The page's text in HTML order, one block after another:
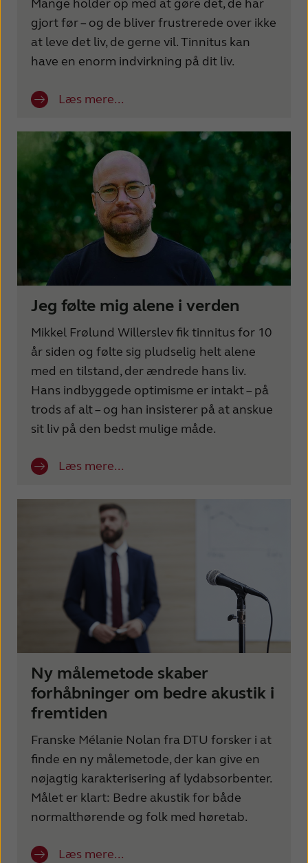
Mange holder op med at gøre det, de har
gjort før – og de bliver frustrerede over ikke
at leve det liv, de gerne vil. Tinnitus kan
have en enorm indvirkning på dit liv.
Læs mere...
Jeg følte mig alene i verden
Mikkel Frølund Willerslev fik tinnitus for 10
år siden og følte sig pludselig helt alene
med en tilstand, der ændrede hans liv.
Hans indbyggede optimisme er intakt – på
trods af alt – og han insisterer på at anskue
sit liv på den bedst mulige måde.
Læs mere...
Ny målemetode skaber
forhåbninger om bedre akustik i
fremtiden
Franske Mélanie Nolan fra DTU forsker i at
finde en ny målemetode, der kan give en
nøjagtig karakterisering af lydabsorbenter.
Målet er klart: Bedre akustik for både
normalthørende og folk med høretab.
Læs mere...